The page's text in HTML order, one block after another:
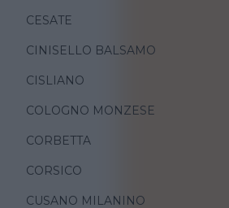
CESATE
CINISELLO BALSAMO
CISLIANO
COLOGNO MONZESE
CORBETTA
CORSICO
CUSANO MILANINO